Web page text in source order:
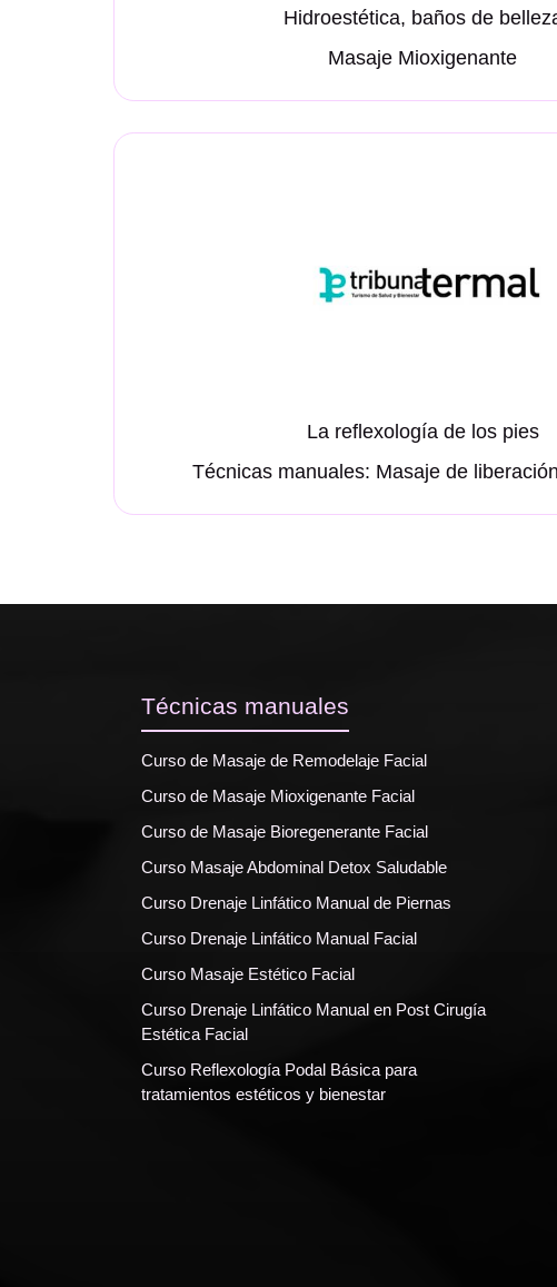
Hidroestética, baños de
Masaje Mioxigenante
La reflexología de los pies
Técnicas manuales: Masaje de
Técnicas manuales
Curso de Masaje de Remodelaje Facial
Curso de Masaje Mioxigenante Facial
Curso de Masaje Bioregenerante Facial
Curso Masaje Abdominal Detox Saludable
Curso Drenaje Linfático Manual de Piernas
Curso Drenaje Linfático Manual Facial
Curso Masaje Estético Facial
Curso Drenaje Linfático Manual en Post Cirugía
Estética Facial
Curso Reflexología Podal Básica para
tratamientos estéticos y bienestar